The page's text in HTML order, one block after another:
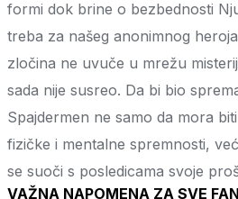
formi dok brine o bezbednosti
treba za našeg anonimnog
zločina ne uvuče u mrežu
sada nije susreo. Da bi bio
Spajdermen ne samo da mora
fizičke i mentalne spremnosti,
se suoči s posledicama svoje
VAŽNA NAPOMENA ZA SVE